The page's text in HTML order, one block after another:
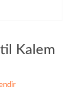
Kalem